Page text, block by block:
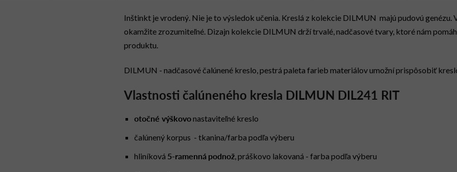
Inštinkt je vrodený. Nie je to výsledok učenia. Kreslá z kolekcie DILMUN majú pudovú genézu.
okamžite zrozumiteľné. Dizajn kolekcie DILMUN drží trvalé, nadčasové tvary, ktoré nám
produktu.
DILMUN - nadčasové čalúnené kreslo, pestrá paleta farieb materiálov umožní prispôsobiť
Vlastnosti čalúneného kresla DILMUN DIL241 RIT
otočné výškovonastaviteľné kreslo
čalúnený korpus - tkanina/farba podľa výberu
hliníková 5-ramenná podnož, práškovo lakovaná - farba podľa výberu